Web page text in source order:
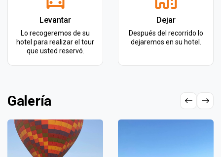
Levantar
Lo recogeremos de su
hotel para realizar el tour
que usted reservó.
Dejar
Después del recorrido lo
dejaremos en su hotel.
Galería